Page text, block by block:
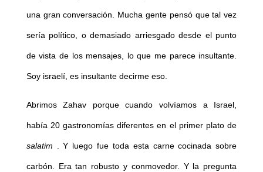
una gran conversación. Mucha gente pensó que tal vez
sería político, o demasiado arriesgado desde el punto
de vista de los mensajes, lo que me parece insultante.
Soy israelí, es insultante decirme eso.
Abrimos Zahav porque cuando volvíamos a Israel,
había 20 gastronomías diferentes en el primer plato de
salatim . Y luego fue toda esta carne cocinada sobre
carbón. Era tan robusto y conmovedor. Y la pregunta